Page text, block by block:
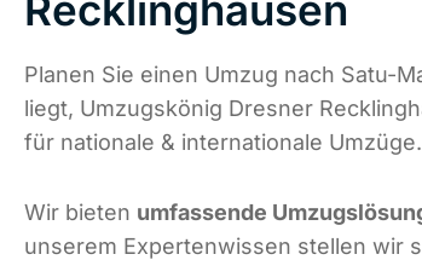
Planen Sie einen Umzug nach Satu-
liegt, Umzugskönig Dresner
für nationale & internationale Umzüge.
Wir bieten umfassende
unserem Expertenwissen stellen wir